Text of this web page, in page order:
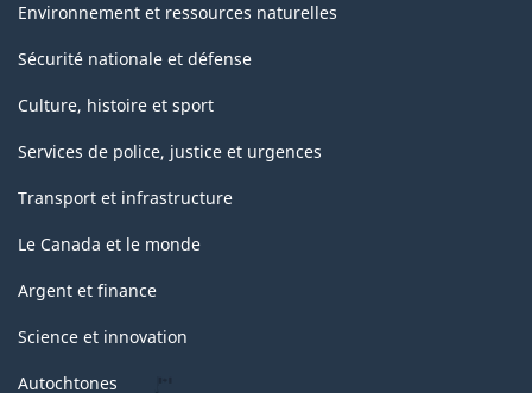
Environnement et ressources naturelles
Sécurité nationale et défense
Culture, histoire et sport
Services de police, justice et urgences
Transport et infrastructure
Le Canada et le monde
Argent et finance
Science et innovation
Autochtones